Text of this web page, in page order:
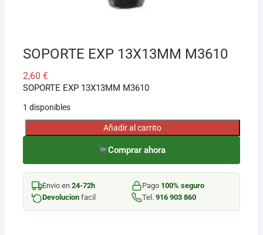
SOPORTE EXP 13X13MM M3610
2,60 €
SOPORTE EXP 13X13MM M3610
1 disponibles
SOPORTE
13X13MM
M3610
cantidad
Añadir al carrito
Comprar ahora
Envio en 24-72h Pago 100% seguro
Devolucionfacil Tel. 916 903 860